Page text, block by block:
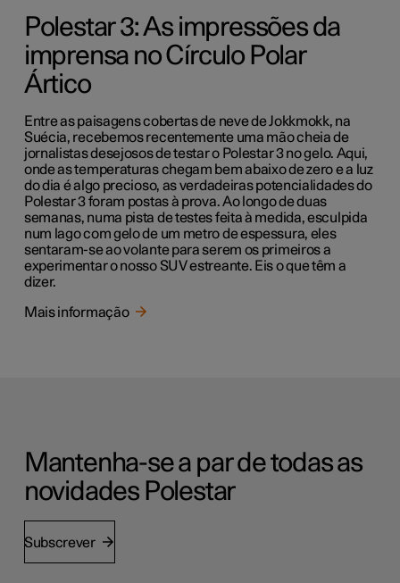
Polestar 3: As impressões da
imprensa no Círculo Polar
Ártico
Entre as paisagens cobertas de neve de Jokkmokk, na
Suécia, recebemos recentemente uma mão cheia de
jornalistas desejosos de testar o Polestar 3 no gelo. Aqui,
onde as temperaturas chegam bem abaixo de zero e a luz
do dia é algo precioso, as verdadeiras potencialidades do
Polestar 3 foram postas à prova. Ao longo de duas
semanas, numa pista de testes feita à medida, esculpida
num lago com gelo de um metro de espessura, eles
sentaram-se ao volante para serem os primeiros a
experimentar o nosso SUV estreante. Eis o que têm a
dizer.
Mais informação
Mantenha-se a par de todas as
novidades Polestar
Subscrever